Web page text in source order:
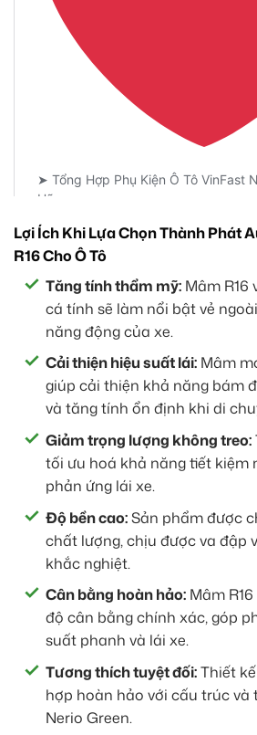
Lợi Ích Khi Lựa Chọn Thành Phát
R16 Cho Ô Tô
Tăng tính thẩm mỹ: Mâm R16
cá tính sẽ làm nổi bật vẻ
năng động của xe.
Cải thiện hiệu suất lái: Mâm
giúp cải thiện khả năng bám
và tăng tính ổn định khi di
Giảm trọng lượng không treo:
tối ưu hoá khả năng tiết kiệm
phản ứng lái xe.
Độ bền cao:Sản phẩm được
chất lượng, chịu được va đập
khắc nghiệt.
Cân bằng hoàn hảo: Mâm
độ cân bằng chính xác, góp
suất phanh và lái xe.
Tương thích tuyệt đối:Thiết
hợp hoàn hảo với cấu trúc và
Nerio Green.